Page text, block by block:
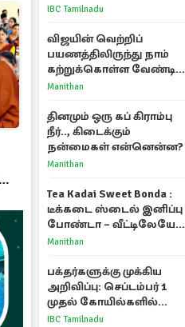
IBC Tamilnadu
விஜயின் வெற்றிப்
பயணத்திலிருந்து நாம்
கற்றுக்கொள்ள வேண்டிய
முக்கிய 3 விடயங்கள்!
Manithan
தினமும் ஒரு கப் கிராம்பு
நீர்.., கிடைக்கும்
நன்மைகள் என்னென்ன?
Manithan
Tea Kadai Sweet Bonda :
டீக்கடை ஸ்டைல் இனிப்பு
போண்டா – வீட்டிலேயே
செய்வது எப்படி?
Manithan
பக்தர்களுக்கு முக்கிய
அறிவிப்பு: செப்டம்பர் 1
முதல் கோயில்களில்
மொபைலுக்கு தடை!
IBC Tamilnadu